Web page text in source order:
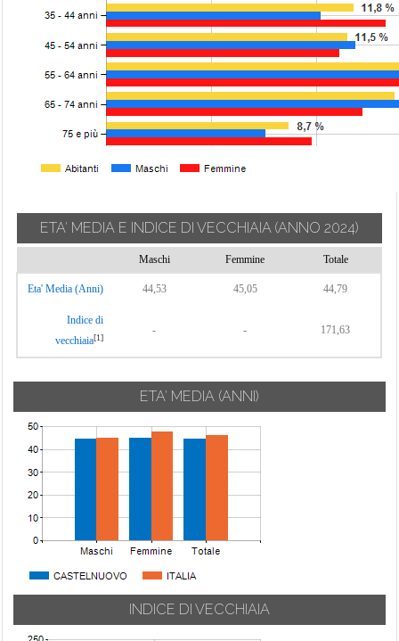
ETA' MEDIA E INDICE DI VECCHIAIA (ANNO 2024)
Maschi Femmine Totale
Eta' Media (Anni) 44,53 45,05 44,79
Indice di
vecchiaia[1]
- - 171,63
ETA' MEDIA (ANNI)
INDICE DI VECCHIAIA